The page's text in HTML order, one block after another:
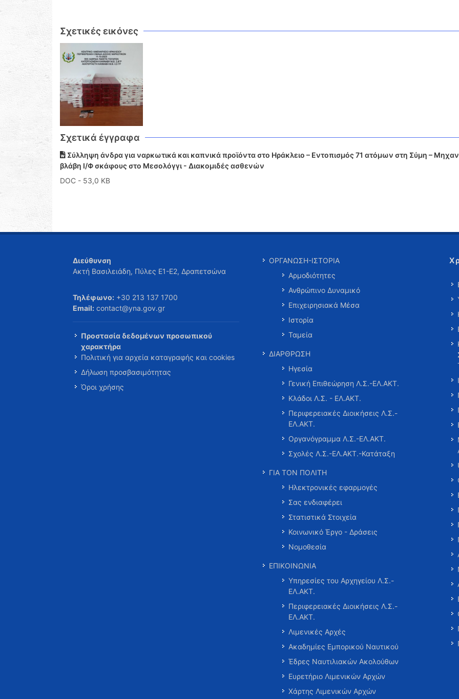
Σχετικές εικόνες
Σχετικά έγγραφα
Σύλληψη άνδρα για ναρκωτικά και καπνικά προϊόντα στο Ηράκλειο – Εντοπισμός 71 ατόμων στη Σύμη –
βλάβη Ι/Φ σκάφους στο Μεσολόγγι - Διακομιδές ασθενών
DOC - 53,0 KB
Διεύθυνση
Ακτή Βασιλειάδη, Πύλες Ε1-Ε2, Δραπετσώνα
Τηλέφωνο: +30 213 137 1700
Email: contact@yna.gov.gr
Προστασία δεδομένων προσωπικού
χαρακτήρα
Πολιτική για αρχεία καταγραφής και cookies
Δήλωση προσβασιμότητας
Όροι χρήσης
ΟΡΓΑΝΩΣΗ-ΙΣΤΟΡΙΑ
Αρμοδιότητες
Ανθρώπινο Δυναμικό
Επιχειρησιακά Μέσα
Ιστορία
Ταμεία
ΔΙΑΡΘΡΩΣΗ
Ηγεσία
Γενική Επιθεώρηση Λ.Σ.-ΕΛ.ΑΚΤ.
Κλάδοι Λ.Σ. - ΕΛ.ΑΚΤ.
Περιφερειακές Διοικήσεις Λ.Σ.-
ΕΛ.ΑΚΤ.
Οργανόγραμμα Λ.Σ.-ΕΛ.ΑΚΤ.
Σχολές Λ.Σ.-ΕΛ.ΑΚΤ.-Κατάταξη
ΓΙΑ ΤΟΝ ΠΟΛΙΤΗ
Ηλεκτρονικές εφαρμογές
Σας ενδιαφέρει
Στατιστικά Στοιχεία
Κοινωνικό Έργο - Δράσεις
Νομοθεσία
ΕΠΙΚΟΙΝΩΝΙΑ
Υπηρεσίες του Αρχηγείου Λ.Σ.-
ΕΛ.ΑΚΤ.
Περιφερειακές Διοικήσεις Λ.Σ.-
ΕΛ.ΑΚΤ.
Λιμενικές Αρχές
Ακαδημίες Εμπορικού Ναυτικού
Έδρες Ναυτιλιακών Ακολούθων
Ευρετήριο Λιμενικών Αρχών
Χάρτης Λιμενικών Αρχών